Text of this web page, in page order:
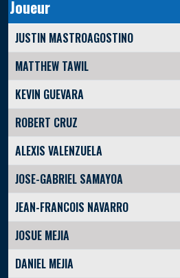
Joueur
JUSTIN MASTROAGOSTINO
MATTHEW TAWIL
KEVIN GUEVARA
ROBERT CRUZ
ALEXIS VALENZUELA
JOSE-GABRIEL SAMAYOA
JEAN-FRANCOIS NAVARRO
JOSUE MEJIA
DANIEL MEJIA